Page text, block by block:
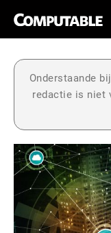
Onderstaande
redactie is niet